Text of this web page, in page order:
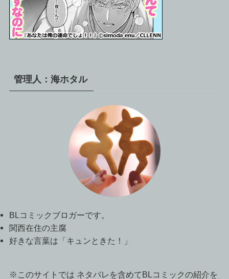
管理人：海ホタル
BLコミックブロガーです。
関西在住の主腐
好きな言葉は「キュンときた！」
※このサイトでは ネタバレを含めてBLコミックの紹介を